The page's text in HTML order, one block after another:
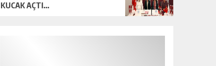
KUCAK AÇTI…